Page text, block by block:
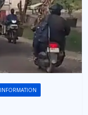
INFORMATION